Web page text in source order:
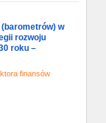
w
rozwoju
roku –
finansów